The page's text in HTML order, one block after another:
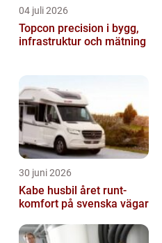
04 juli 2026
Topcon precision i bygg,
infrastruktur och mätning
30 juni 2026
Kabe husbil året runt-
komfort på svenska vägar